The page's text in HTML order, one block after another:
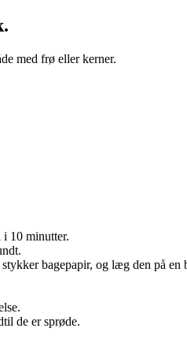
med frø eller kerner.
i 10 minutter.
bagepapir, og læg den på en
de er sprøde.